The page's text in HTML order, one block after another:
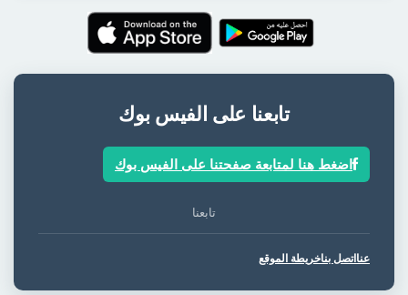
تابعنا على الفيس بوك
اضغط هنا لمتابعة صفحتنا على الفيس بوك
تابعنا
عنا اتصل بناخريطة الموقع